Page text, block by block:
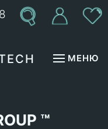
МЕНЮ
™